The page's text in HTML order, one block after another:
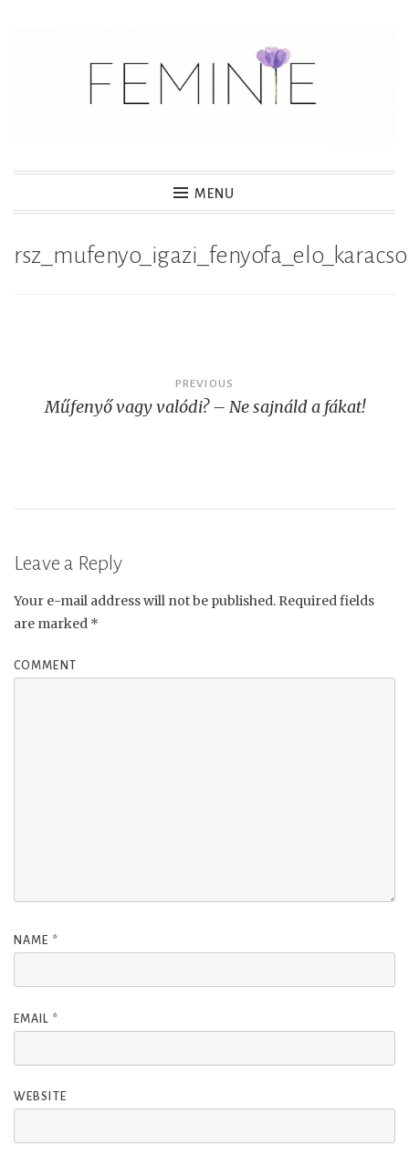
MENU
navigation
PREVIOUS
Műfenyő vagy valódi? – Ne sajnáld a fákat!
Leave a Reply
Your e-mail address will not be published. Required fields
are marked *
COMMENT
NAME *
EMAIL *
WEBSITE